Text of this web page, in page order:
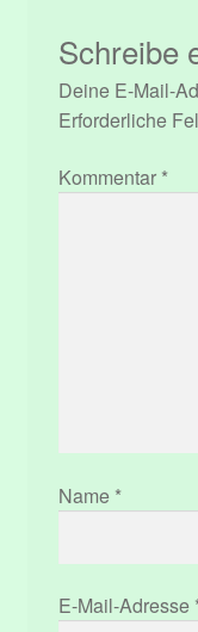
Schreibe
Deine E-Mail-
Erforderliche
Kommentar *
Name *
E-Mail-Adresse